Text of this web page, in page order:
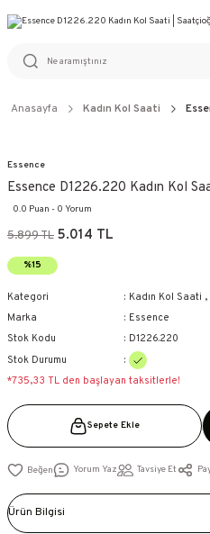
%100 ORİJİNAL
Anasayfa Kadın Kol Saati
Essence
Essence D1226.220 Kadın Kol
0.0 Puan - 0 Yorum
5.899 TL 5.014 TL
%15
Kategori Kadın Kol Saati ,
Marka
Essence
Stok Kodu
D1226.220
Stok Durumu
*735,33 TL den başlayan taksitlerle!
Sepete Ekle
Yorum Yaz Tavsiye Et
Ürün Bilgisi